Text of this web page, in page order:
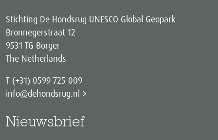
Stichting De Hondsrug UNESCO Global Geopark
Bronnegerstraat 12
9531 TG Borger
The Netherlands
T (+31) 0599 725 009
info@dehondsrug.nl
Nieuwsbrief